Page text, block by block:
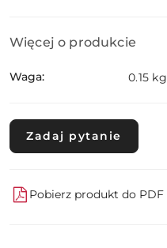
Więcej o produkcie
Waga: 0.15 kg
Zadaj pytanie
Pobierz produkt do PDF